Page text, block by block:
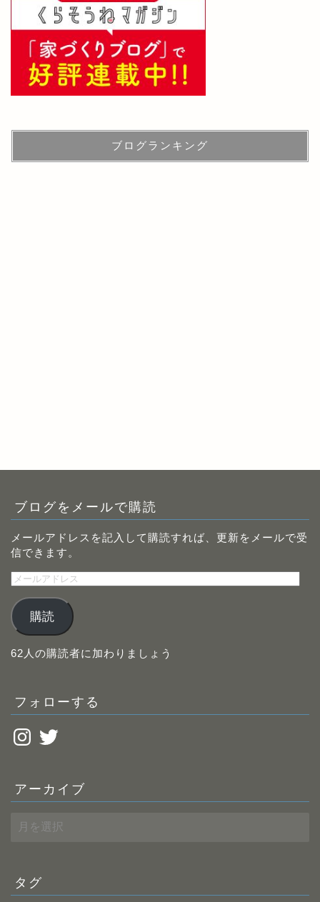
ブログランキング
ブログをメールで購読
メールアドレスを記入して購読すれば、更新をメールで受
信できます。
メ
ル
ア
ド
レ
購読
62人の購読者に加わりましょう
フォローする
Instagram
Twitter
アーカイブ
ー
ブ
タグ